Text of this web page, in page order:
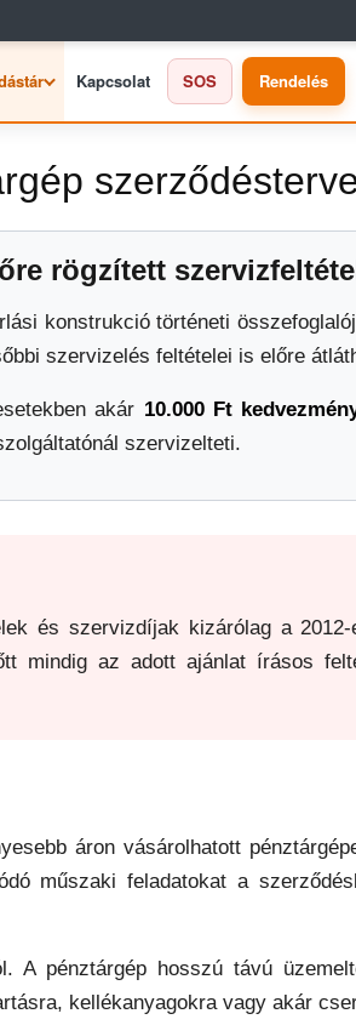
Kapcsolat SOS Rendelés
rögzített
konstrukció történeti
szervizelés feltételei is előre
akár 10.000 Ft
szervizelteti.
és szervizdíjak kizárólag a
mindig az adott ajánlat írásos
áron vásárolhatott
műszaki feladatokat a
pénztárgép hosszú távú
kellékanyagokra vagy akár